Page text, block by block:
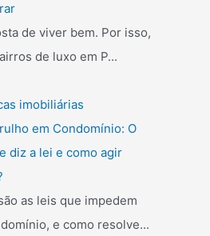
de viver bem. Por isso,
de luxo em P...
imobiliárias
em Condomínio: O
diz a lei e como agir
as leis que impedem
e como resolve...